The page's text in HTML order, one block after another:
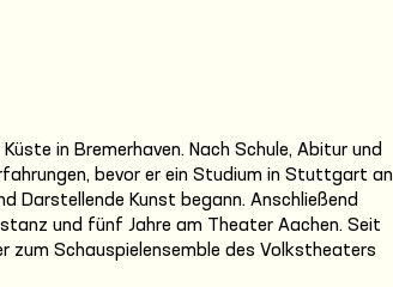
in Bremerhaven. Nach Schule, Abitur und
bevor er ein Studium in Stuttgart an
Darstellende Kunst begann. Anschließend
und fünf Jahre am Theater Aachen. Seit
zum Schauspielensemble des Volkstheaters